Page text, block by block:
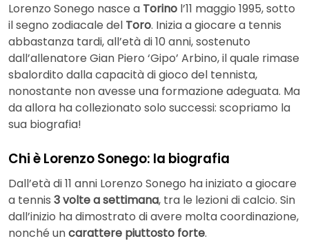
Lorenzo Sonego nasce a Torino l’11 maggio 1995, sotto
il segno zodiacale del Toro. Inizia a giocare a tennis
abbastanza tardi, all’età di 10 anni, sostenuto
dall’allenatore Gian Piero ‘Gipo’ Arbino, il quale rimase
sbalordito dalla capacità di gioco del tennista,
nonostante non avesse una formazione adeguata. Ma
da allora ha collezionato solo successi: scopriamo la
sua biografia!
Chi è Lorenzo Sonego: la biografia
Dall’età di 11 anni Lorenzo Sonego ha iniziato a giocare
a tennis 3 volte a settimana, tra le lezioni di calcio. Sin
dall’inizio ha dimostrato di avere molta coordinazione,
nonché uncarattere piuttosto forte.